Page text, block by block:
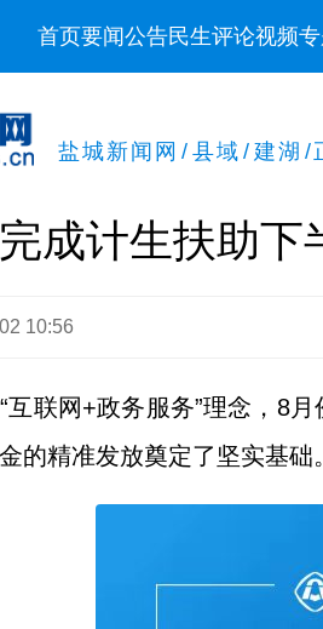
首页要闻公告民生评论视频
盐城新闻网 / 县域 / 建湖 /
成计生扶助下
10:56
互联网+政务服务”理念，8
的精准发放奠定了坚实基础